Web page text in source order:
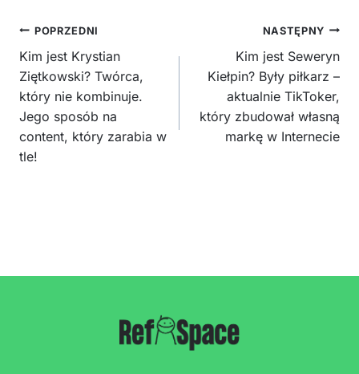
Nawigacja
wpisu
POPRZEDNI
Kim jest Krystian
Ziętkowski? Twórca,
który nie kombinuje.
Jego sposób na
content, który zarabia w
tle!
NASTĘPNY
Kim jest Seweryn
Kiełpin? Były piłkarz –
aktualnie TikToker,
który zbudował własną
markę w Internecie